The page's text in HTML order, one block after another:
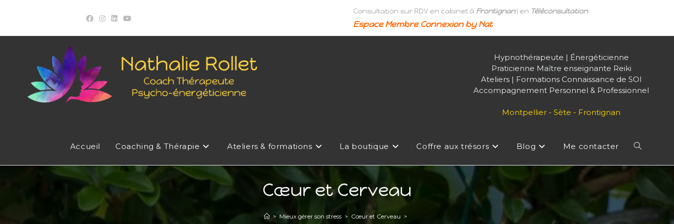
Consultation sur RDV en cabinet à Frontignan| en Téléconsultation
Espace Membre Connexion by Nat
Hypnothérapeute | Énergéticienne
Praticienne Maître enseignante Reiki
Ateliers | Formations Connaissance de SOI
Accompagnement Personnel & Professionnel
Montpellier - Sète - Frontignan
Accueil Coaching & Thérapie Ateliers & formations La boutique Coffre aux trésors Blog Me contacter Toggle
website
Cœur et Cerveau
> Mieux gérer son stress > Cœur et Cerveau >